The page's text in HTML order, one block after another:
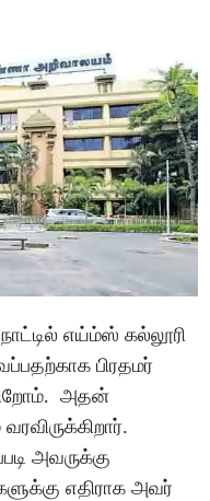
எய்ம்ஸ் கல்லூரி
பிரதமர்
அதன்
அவருக்கு
எதிராக அவர்